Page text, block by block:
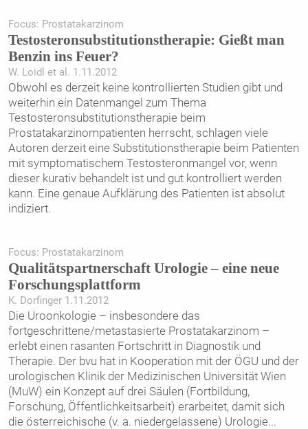
Focus: Prostatakarzinom
Testosteronsubstitutionstherapie: Gießt man
Benzin ins Feuer?
W. Loidl et al. 1.11.2012
Obwohl es derzeit keine kontrollierten Studien gibt und
weiterhin ein Datenmangel zum Thema
Testosteronsubstitutionstherapie beim
Prostatakarzinompatienten herrscht, schlagen viele
Autoren derzeit eine Substitutionstherapie beim Patienten
mit symptomatischem Testosteronmangel vor, wenn
dieser kurativ behandelt ist und gut kontrolliert werden
kann. Eine genaue Aufklärung des Patienten ist absolut
indiziert.
Focus: Prostatakarzinom
Qualitätspartnerschaft Urologie – eine neue
Forschungsplattform
K. Dorfinger 1.11.2012
Die Uroonkologie – insbesondere das
fortgeschrittene/metastasierte Prostatakarzinom –
erlebt einen rasanten Fortschritt in Diagnostik und
Therapie. Der bvu hat in Kooperation mit der ÖGU und der
urologischen Klinik der Medizinischen Universität Wien
(MuW) ein Konzept auf drei Säulen (Fortbildung,
Forschung, Öffentlichkeitsarbeit) erarbeitet, damit sich
die österreichische (v. a. niedergelassene) Urologie...